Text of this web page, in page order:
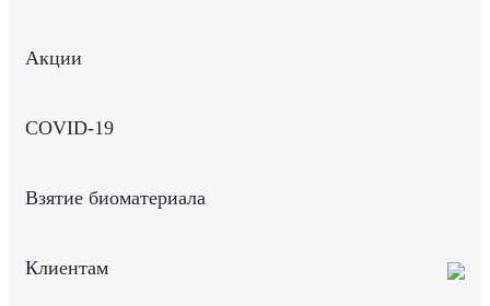
Акции
COVID-19
Взятие биоматериала
Клиентам